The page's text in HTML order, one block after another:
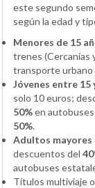
este segundo
según la edad y
Menores de 15
trenes (Cercanías
transporte
Jóvenes entre 15
solo 10 euros;
50%en
50%.
Adultos mayores
descuentos del
autobuses
Títulos multiviaje